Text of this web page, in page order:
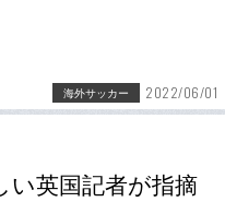
海外サッカー 2022/06/01
い英国記者が指摘